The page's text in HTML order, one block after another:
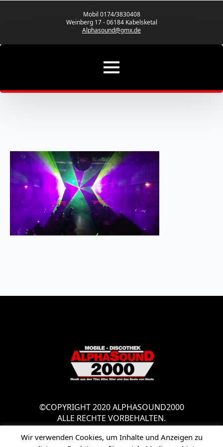
Mobil 0174/3830408
Weinberg 17 - 06184 Kabelsketal
Alphasound@gmx.de
©COPYRIGHT 2020 ALPHASOUND2000
ALLE RECHTE VORBEHALTEN.
Wir verwenden Cookies, um Inhalte und Anzeigen zu